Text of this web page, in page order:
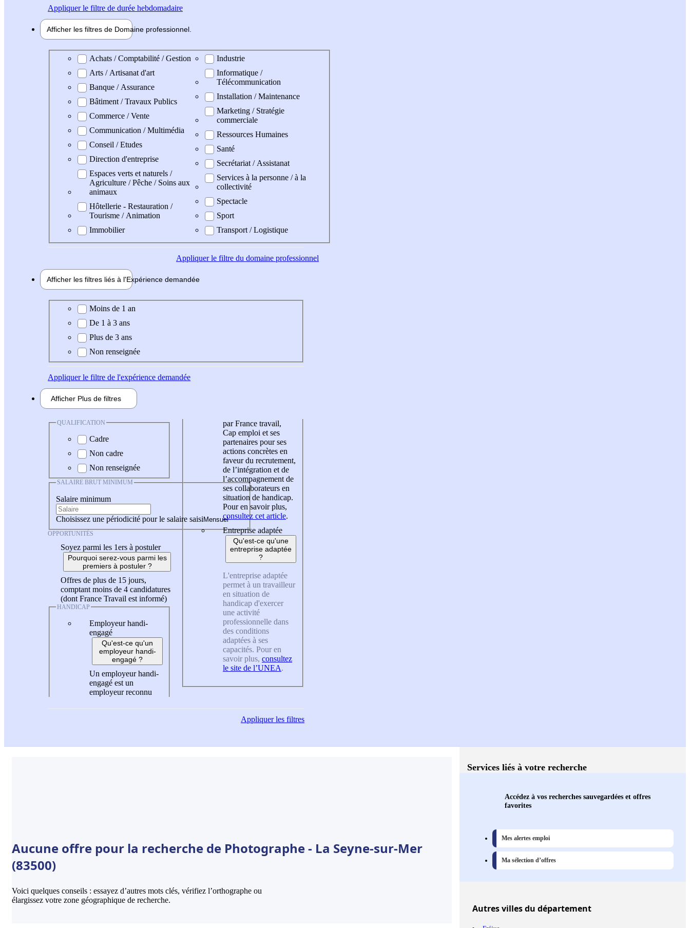
Appliquerle filtre de durée hebdomadaire
Afficher les filtres de Domaine professionnel
Domaine professionel
Achats / Comptabilité / Gestion
Arts / Artisanat d'art
Banque / Assurance
Bâtiment / Travaux Publics
Commerce / Vente
Communication / Multimédia
Conseil / Etudes
Direction d'entreprise
Espaces verts et naturels /
Agriculture / Pêche / Soins aux
animaux
Hôtellerie - Restauration /
Tourisme / Animation
Immobilier
Industrie
Informatique /
Télécommunication
Installation / Maintenance
Marketing / Stratégie
commerciale
Ressources Humaines
Santé
Secrétariat / Assistanat
Services à la personne / à la
collectivité
Spectacle
Sport
Transport / Logistique
Appliquerle filtre du domaine professionnel
Afficher les filtres liés à l'Expérience demandée
Expérience demandée
Moins de 1 an
De 1 à 3 ans
Plus de 3 ans
Non renseignée
Appliquerle filtre de l'expérience demandée
Afficher Plus de filtres
QUALIFICATION
Cadre
Non cadre
Non renseignée
SALAIRE BRUT MINIMUM
Salaire minimum
Choisissez une périodicité pour le salaire saisi
OPPORTUNITÉS
Soyez parmi les 1ers à postuler
Pourquoi serez-vous parmi les
premiers à postuler ?
Offres de plus de 15 jours,
comptant moins de 4 candidatures
(dont France Travail est informé)
HANDICAP
Employeur handi-
engagé
Qu'est-ce qu'un
employeur handi-
engagé ?
Un employeur handi-
engagé est un
employeur reconnu
par France travail,
Cap emploi et ses
partenaires pour ses
actions concrètes en
faveur du recrutement,
de l’intégration et de
l’accompagnement de
ses collaborateurs en
situation de handicap.
Pour en savoir plus,
consultez cet article.
Entreprise adaptée
Qu'est-ce qu'une
entreprise adaptée
?
L'entreprise adaptée
permet à un travailleur
en situation de
handicap d'exercer
une activité
professionnelle dans
des conditions
adaptées à ses
capacités. Pour en
savoir plus, consultez
le site de l’UNEA.
Appliquerles filtres
Aucune offre pour la recherche de Photographe - La Seyne-sur-Mer
(83500)
Voici quelques conseils : essayez d’autres mots clés, vérifiez l’orthographe ou
élargissez votre zone géographique de recherche.
Services liés à votre recherche
Accédez à vos recherches sauvegardées et offres
favorites
Mes alertes emploi
Ma sélection d’offres
Autresvillesdu département